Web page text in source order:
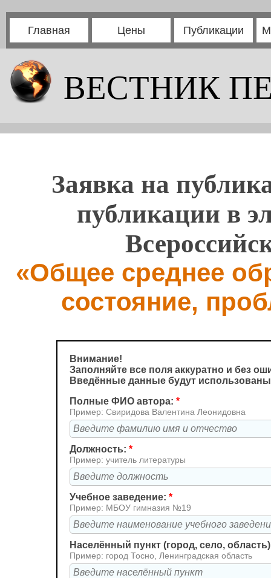
Главная Цены Публикации
ВЕСТНИК
Заявка на
публикации в
«Общее среднее
состояние,
Внимание!
Заполняйте все поля аккуратно и без
Введённые данные будут
Полные ФИО автора: *
Пример: Свиридова Валентина Леонидовна
Должность: *
Пример: учитель литературы
Учебное заведение: *
Пример: МБОУ гимназия №19
Населённый пункт (город, село,
Пример: город Тосно, Ленинградская область